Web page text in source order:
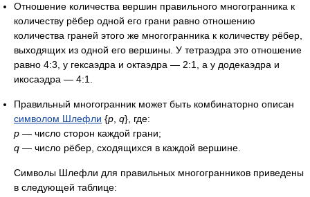
Отношение количества вершин правильного многогранника к
количеству рёбер одной его грани равно отношению
количества граней этого же многогранника к количеству рёбер,
выходящих из одной его вершины. У тетраэдра это отношение
равно 4:3, у гексаэдра и октаэдра — 2:1, а у додекаэдра и
икосаэдра — 4:1.
Правильный многогранник может быть комбинаторно описан
символом Шлефли {p q}, где:
p — число сторон каждой грани;
q — число рёбер, сходящихся в каждой вершине.
Символы Шлефли для правильных многогранников приведены
в следующей таблице: